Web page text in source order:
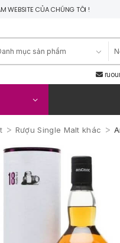
WEBSITE CỦA CHÚNG TÔI !
> Rượu Single Malt khác >